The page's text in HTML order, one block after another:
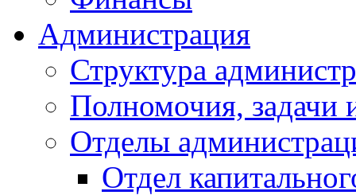
Администрация
Структура
Полномочия, задачи
Отделы
Отдел